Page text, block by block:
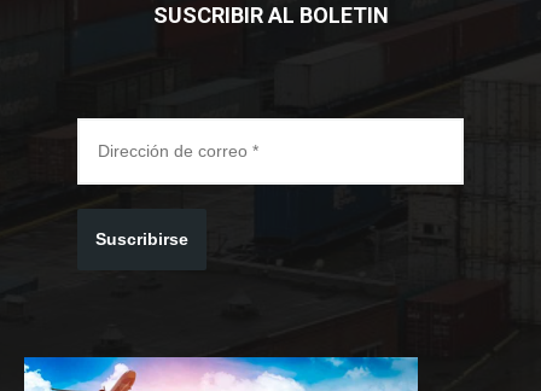
SUSCRIBIR AL BOLETIN
Suscribirse